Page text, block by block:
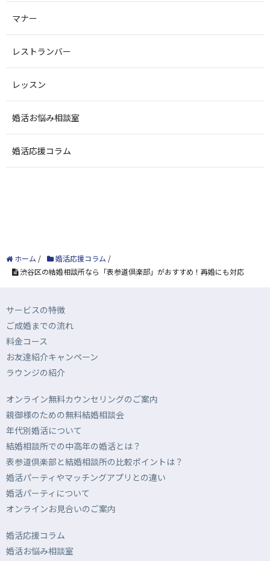
マナー
レストランバー
レッスン
婚活お悩み相談室
婚活応援コラム
ホーム / 婚活応援コラム /
渋谷区の結婚相談所なら「表参道倶楽部」がおすすめ！再婚にも対応
サービスの特徴
ご成婚までの流れ
料金コース
お友達紹介キャンペーン
ラウンジの紹介
オンライン無料カウンセリングのご案内
親御様のための無料結婚相談会
年代別婚活について
結婚相談所での中高年の婚活とは？
表参道倶楽部と結婚相談所の比較ポイントは？
婚活パーティやマッチングアプリとの違い
婚活パーティについて
オンラインお見合いのご案内
婚活応援コラム
婚活お悩み相談室